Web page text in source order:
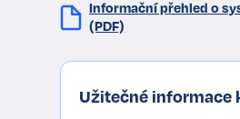
Informační přehled o
(PDF)
Užitečné informace